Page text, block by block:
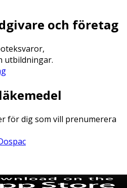
och företag
utbildningar.
för dig som vill prenumerera